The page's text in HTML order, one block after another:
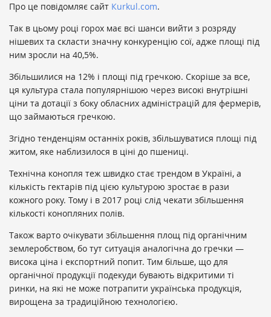
Про це повідомляє сайт Кurkul.com.
Так в цьому році горох має всі шанси вийти з розряду
нішевих та скласти значну конкуренцію сої, адже площі під
ним зросли на 40,5%.
Збільшилися на 12% і площі під гречкою. Скоріше за все,
ця культура стала популярнішою через високі внутрішні
ціни та дотації з боку обласних адміністрацій для фермерів,
що займаються гречкою.
Згідно тенденціям останніх років, збільшуватися площі під
житом, яке наблизилося в ціні до пшениці.
Технічна конопля теж швидко стає трендом в Україні, а
кількість гектарів під цією культурою зростає в рази
кожного року. Тому і в 2017 році слід чекати збільшення
кількості конопляних полів.
Також варто очікувати збільшення площ під органічним
землеробством, бо тут ситуація аналогічна до гречки —
висока ціна і експортний попит. Тим більше, що для
органічної продукції подекуди бувають відкритими ті
ринки, на які не може потрапити українська продукція,
вирощена за традиційною технологією.